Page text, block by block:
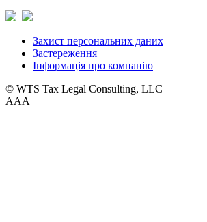
Захист персональних даних
Застереження
Інформація про компанію
© WTS Tax Legal Consulting, LLC
AAA